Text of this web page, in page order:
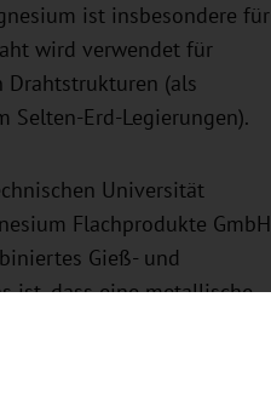
ist insbesondere für
wird verwendet für
Drahtstrukturen (als
Selten-Erd-Legierungen).
Universität
Flachprodukte GmbH
Gieß- und
ist, dass eine metallische
so während des
verbessert durch die
Andererseits